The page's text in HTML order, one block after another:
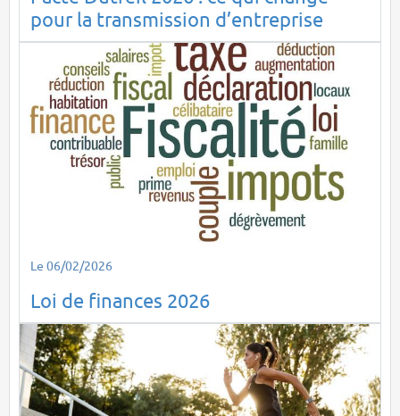
pour la transmission d’entreprise
Le 06/02/2026
Loi de finances 2026